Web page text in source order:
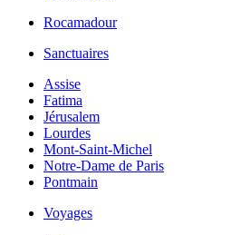
Rocamadour
Sanctuaires
Assise
Fatima
Jérusalem
Lourdes
Mont-Saint-Michel
Notre-Dame de Paris
Pontmain
Voyages